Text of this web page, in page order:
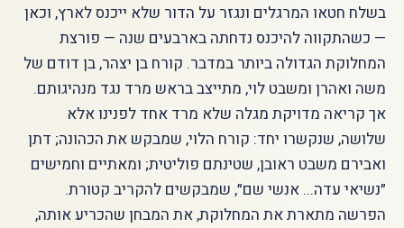
בשלח חטאו המרגלים ונגזר על הדור שלא ייכנס לארץ, וכאן
— כשהתקווה להיכנס נדחתה בארבעים שנה — פורצת
המחלוקת הגדולה ביותר במדבר. קורח בן יצהר, בן דודם של
משה ואהרן ומשבט לוי, מתייצב בראש מרד נגד מנהיגותם.
אך קריאה מדויקת מגלה שלא מרד אחד לפנינו אלא
שלושה, שנקשרו יחד: קורח הלוי, שמבקש את הכהונה; דתן
ואבירם משבט ראובן, שטינתם פוליטית; ומאתיים וחמישים
״נשיאי עדה... אנשי שם״, שמבקשים להקריב קטורת.
הפרשה מתארת את המחלוקת, את המבחן שהכריע אותה,